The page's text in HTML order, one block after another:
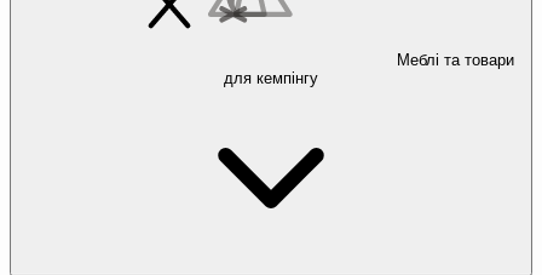
Меблі та товари
для кемпінгу